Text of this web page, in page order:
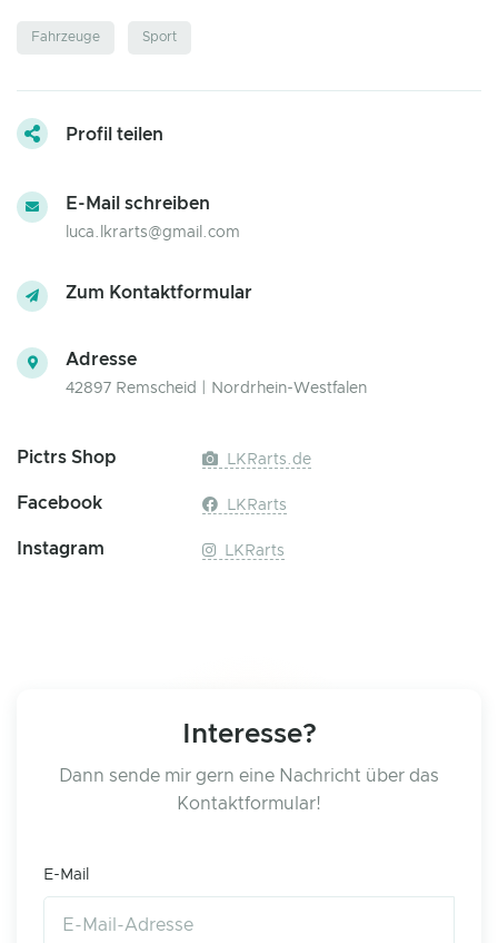
Fahrzeuge Sport
Profil teilen
E-Mail schreiben
luca.lkrarts@gmail.com
Zum Kontaktformular
Adresse
42897 Remscheid | Nordrhein-Westfalen
Pictrs Shop LKRarts.de
Facebook LKRarts
Instagram LKRarts
Interesse?
Dann sende mir gern eine Nachricht über das
Kontaktformular!
E-Mail